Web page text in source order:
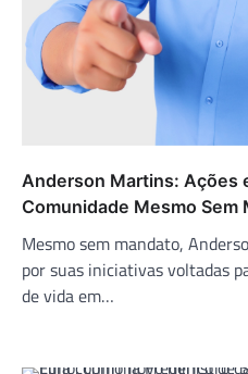
Anderson Martins: Ações
Comunidade Mesmo Sem
Mesmo sem mandato,
por suas iniciativas voltadas
de vida em…